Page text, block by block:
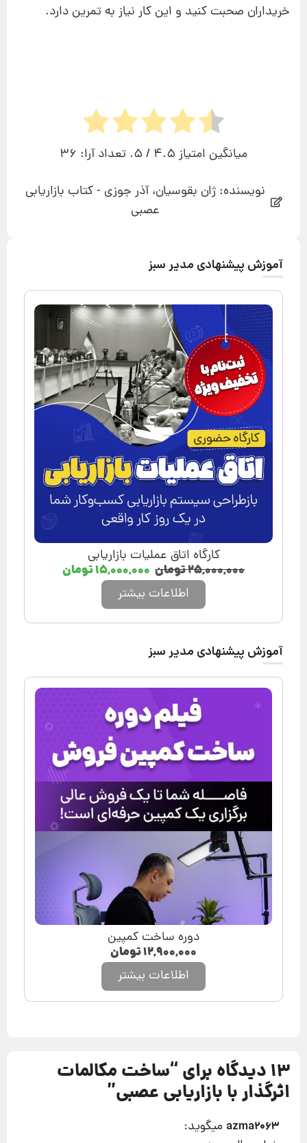
خریداران صحبت کنید و این کار نیاز به تمرین دارد.
میانگین امتیاز 4.5 / 5. تعداد آرا:
36
نویسنده: ژان بقوسیان، آذر جوزی - کتاب بازاریابی
عصبی
آموزش پیشنهادی مدیر سبز
کارگاه اتاق عملیات بازاریابی
۲۵,۰۰۰,۰۰۰تومان ۱۵,۰۰۰,۰۰۰تومان
اطلاعات بیشتر
آموزش پیشنهادی مدیر سبز
دوره ساخت کمپین
۱۲,۹۰۰,۰۰۰تومان
اطلاعات بیشتر
13 دیدگاه برای “ ساخت مکالمات
اثرگذار با بازاریابی عصبی”
azma2063 میگوید: